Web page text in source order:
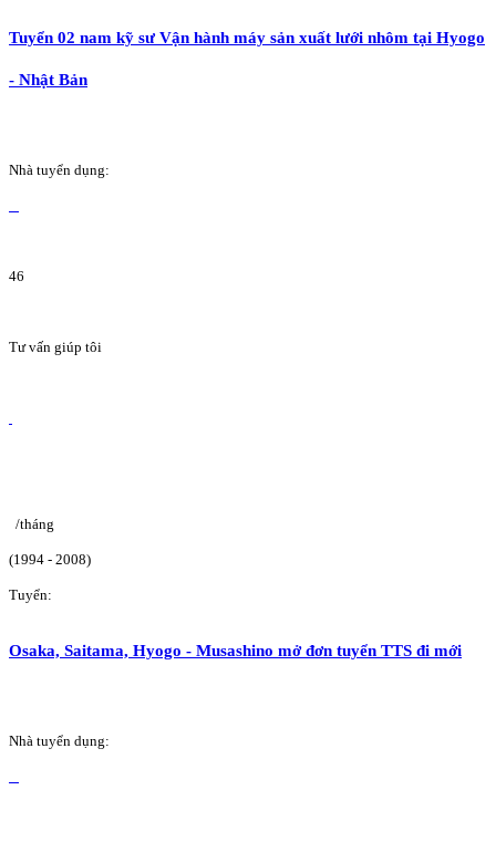
Tuyển 02 nam kỹ sư Vận hành máy sản xuất lưới nhôm tại Hyogo
- Nhật Bản
Nhà tuyển dụng:
46
Tư vấn giúp tôi
/tháng
(1994 - 2008)
Tuyển:
Osaka, Saitama, Hyogo - Musashino mở đơn tuyển TTS đi mới
Nhà tuyển dụng: